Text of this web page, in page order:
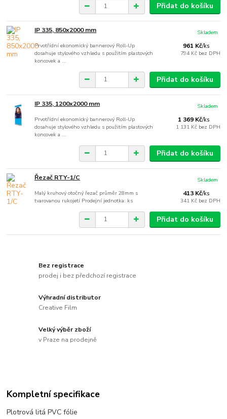
Přidat do košíku
IP 335, 850x2000 mm
Prvotřídní ekonomický bannerový Roll-Up
dosahuje stylového vzhledu s použitím plastových
koncovek a ...
961 Kč/ks
794 Kč bez DPH
Skladem
Přidat do košíku
IP 335, 1200x2000 mm
Prvotřídní ekonomický bannerový Roll-Up
dosahuje stylového vzhledu s použitím plastových
koncovek a ...
1 369 Kč/ks
1 131 Kč bez DPH
Skladem
Přidat do košíku
Řezač RTY-1/C
Malý kruhový otočný řezač průměr 28mm s
tvarovanou rukojetí Prodejní jednotka: ks
413 Kč/ks
341 Kč bez DPH
Skladem
Přidat do košíku
Bez registrace
prodej i bez předchozí registrace
Výhradní distributor
Creative Film
Velký výběr zboží
v Praze na prodejně
Kompletní specifikace
Plotrová litá PVC fólie